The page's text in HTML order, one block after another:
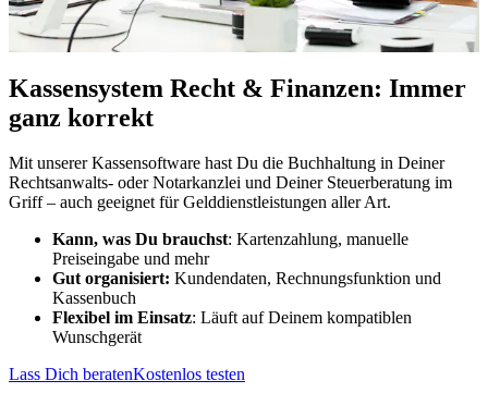
Kassensystem Recht & Finanzen: Immer
ganz korrekt
Mit unserer Kassensoftware hast Du die Buchhaltung in Deiner
Rechtsanwalts- oder Notarkanzlei und Deiner Steuerberatung im
Griff – auch geeignet für Gelddienstleistungen aller Art.
Kann, was Du brauchst: Kartenzahlung, manuelle
Preiseingabe und mehr
Gut organisiert: Kundendaten, Rechnungsfunktion und
Kassenbuch
Flexibel im Einsatz: Läuft auf Deinem kompatiblen
Wunschgerät
Lass Dich beratenKostenlos testen